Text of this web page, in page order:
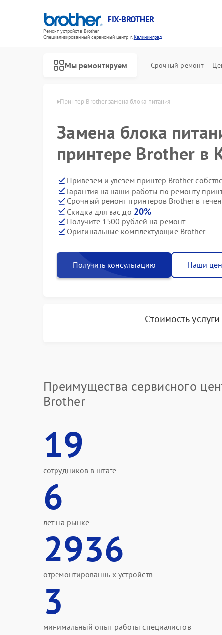
FIX-BROTHER
Ремонт устройств Brother
Специализированный cервисный центр г.Калининград
Мы ремонтируем Срочный ремонт
Принтер Brother замена блока питания
Замена блока
принтере Brother в
Привезем и увезем принтер Brother
Гарантия на наши работы по ремонту
Срочный ремонт принтеров Brother в
Скидка для вас до 20%
Получите 1500 рублей на ремонт
Оригинальные комплектующие Brother
Получить консультацию Наши
Стоимость услуги
Преимущества сервисного
Brother
19
сотрудников в штате
6
лет на рынке
2936
отремонтированных устройств
3
минимальный опыт работы специалистов